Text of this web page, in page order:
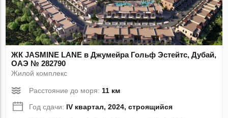
ЖК JASMINE LANE в Джумейра Гольф Эстейтс, Дубай,
ОАЭ № 282790
Жилой комплекс
Расстояние до моря: 11 км
Год сдачи: IV квартал, 2024, строящийся